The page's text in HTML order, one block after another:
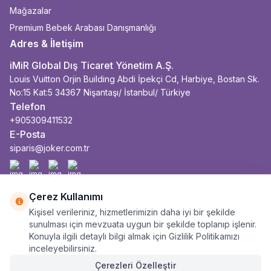
Mağazalar
Premium Bebek Arabası Danışmanlığı
Adres & İletişim
iMiR Global Dış Ticaret Yönetim A.Ş.
Louis Vuitton Orjin Building Abdi İpekçi Cd, Harbiye, Bostan Sk.
No:15 Kat:5 34367 Nişantaşı/ İstanbul/ Türkiye
Telefon
+905309411532
E-Posta
siparis@joker.com.tr
Facebook
İnstagram
YoutubeLinkedin
Çerez Kullanımı
Kişisel verileriniz, hizmetlerimizin daha iyi bir şekilde
sunulması için mevzuata uygun bir şekilde toplanıp işlenir.
Konuyla ilgili detaylı bilgi almak için Gizlilik Politikamızı
inceleyebilirsiniz.
Çerezleri Özelleştir